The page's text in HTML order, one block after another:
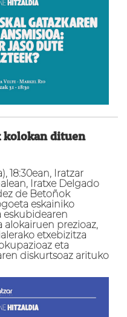
kolokan dituen
18:30ean, Iratzar
Iratxe Delgado
de Betoñok
eskainiko
alokairuen prezioaz,
etxebizitza
eta
diskurtsoaz arituko